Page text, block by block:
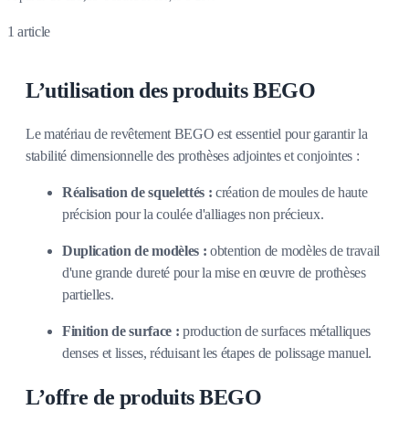
1 article
L’utilisation des produits BEGO
Le matériau de revêtement BEGO est essentiel pour garantir la
stabilité dimensionnelle des prothèses adjointes et conjointes :
Réalisation de squelettés : création de moules de haute
précision pour la coulée d'alliages non précieux.
Duplication de modèles : obtention de modèles de travail
d'une grande dureté pour la mise en œuvre de prothèses
partielles.
Finition de surface : production de surfaces métalliques
denses et lisses, réduisant les étapes de polissage manuel.
L’offre de produits BEGO